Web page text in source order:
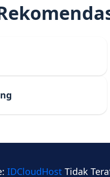
IDCloudHost Tidak